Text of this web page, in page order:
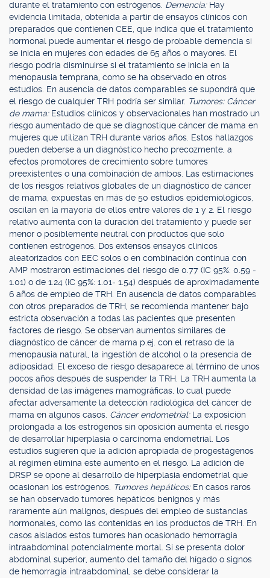
durante el tratamiento con estrógenos. Demencia: Hay
evidencia limitada, obtenida a partir de ensayos clínicos con
preparados que contienen CEE, que indica que el tratamiento
hormonal puede aumentar el riesgo de probable demencia si
se inicia en mujeres con edades de 65 años o mayores. El
riesgo podría disminuirse si el tratamiento se inicia en la
menopausia temprana, como se ha observado en otros
estudios. En ausencia de datos comparables se supondrá que
el riesgo de cualquier TRH podría ser similar. Tumores: Cáncer
de mama: Estudios clínicos y observacionales han mostrado un
riesgo aumentado de que se diagnostique cáncer de mama en
mujeres que utilizan TRH durante varios años. Estos hallazgos
pueden deberse a un diagnóstico hecho precozmente, a
efectos promotores de crecimiento sobre tumores
preexistentes o una combinación de ambos. Las estimaciones
de los riesgos relativos globales de un diagnóstico de cáncer
de mama, expuestas en más de 50 estudios epidemiológicos,
oscilan en la mayoría de ellos entre valores de 1 y 2. El riesgo
relativo aumenta con la duración del tratamiento y puede ser
menor o posiblemente neutral con productos que solo
contienen estrógenos. Dos extensos ensayos clínicos
aleatorizados con EEC solos o en combinación continua con
AMP mostraron estimaciones del riesgo de 0.77 (IC 95%: 0.59 -
1.01) o de 1.24 (IC 95%: 1.01- 1.54) después de aproximadamente
6 años de empleo de TRH. En ausencia de datos comparables
con otros preparados de TRH, se recomienda mantener bajo
estricta observación a todas las pacientes que presenten
factores de riesgo. Se observan aumentos similares de
diagnóstico de cáncer de mama p.ej. con el retraso de la
menopausia natural, la ingestión de alcohol o la presencia de
adiposidad. El exceso de riesgo desaparece al término de unos
pocos años después de suspender la TRH. La TRH aumenta la
densidad de las imágenes mamográficas, lo cual puede
afectar adversamente la detección radiológica del cáncer de
mama en algunos casos. Cáncer endometrial: La exposición
prolongada a los estrógenos sin oposición aumenta el riesgo
de desarrollar hiperplasia o carcinoma endometrial. Los
estudios sugieren que la adición apropiada de progestágenos
al régimen elimina este aumento en el riesgo. La adición de
DRSP se opone al desarrollo de hiperplasia endometrial que
ocasionan los estrógenos. Tumores hepáticos: En casos raros
se han observado tumores hepáticos benignos y más
raramente aún malignos, después del empleo de sustancias
hormonales, como las contenidas en los productos de TRH. En
casos aislados estos tumores han ocasionado hemorragia
intraabdominal potencialmente mortal. Si se presenta dolor
abdominal superior, aumento del tamaño del hígado o signos
de hemorragia intraabdominal, se debe considerar la